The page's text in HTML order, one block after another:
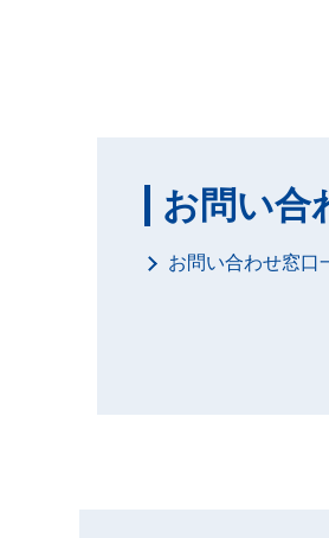
お問い合
お問い合わせ窓口